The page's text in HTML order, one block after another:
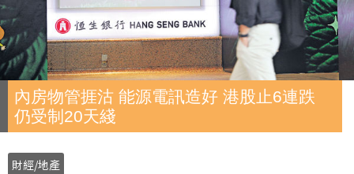
內房物管捱沽 能源電訊造好 港股止6連跌
仍受制20天綫
財經/地產